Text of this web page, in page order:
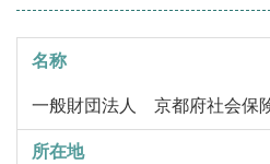
名称
一般財団法人 京都府社会保
所在地